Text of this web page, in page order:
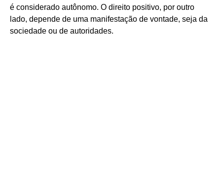
é considerado autônomo. O direito positivo, por outro
lado, depende de uma manifestação de vontade, seja da
sociedade ou de autoridades.